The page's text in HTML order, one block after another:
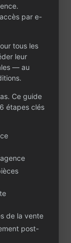
par e-
tous les
leur
— au
Ce guide
étapes clés
de la vente
post-